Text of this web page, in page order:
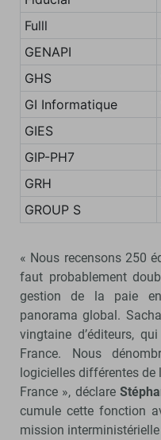
Fulll
GENAPI
GHS
GI Informatique
GIES
GIP-PH7
GRH
GROUP S
« Nous recensons 250
faut probablement
gestion de la paie en
panorama global.
vingtaine d’éditeurs,
France. Nous
logicielles différentes de
France », déclare
cumule cette fonction
mission